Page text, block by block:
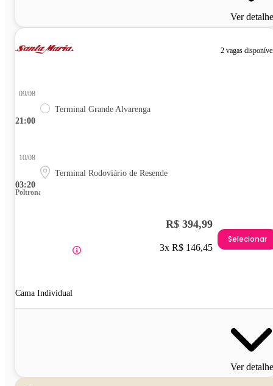
Ver
2 vagas
21:00
09/08
Terminal Grande Alvarenga
03:20
10/08
Terminal Rodoviário de Resende
Poltrona
Cama Individual
R$ 394,99
3x R$ 146,45
Selecionar
Ver